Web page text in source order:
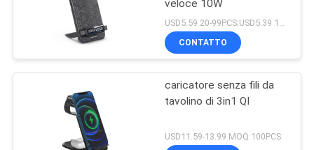
veloce 10W
USD5.59 20-99PCS;USD5.39 100-499pcs;5.19USD 500-1999PCS;4.99USD 2000PCS+ MOQ:20pcs
CONTATTO
caricatore senza fili da
tavolino di 3in1 QI
USD11.59-13.99 MOQ:100PCS